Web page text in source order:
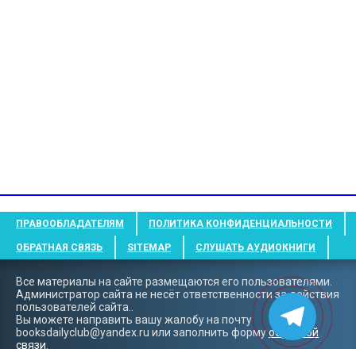
ПРАВООБЛАДАТЕЛЯМ ПОЛИТИКА КОНФИДЕНЦИАЛЬНОСТИ
ОБРАТНАЯ СВЯЗЬ SITEMAP СЛУШАТЬ АУДИОКНИГИ
Все материалы на сайте размещаются его пользователями.
Администратор сайта не несёт ответственности за действия
пользователей сайта..
Вы можете направить вашу жалобу на почту
booksdailyclub@yandex.ru или заполнить формуобратной
связи